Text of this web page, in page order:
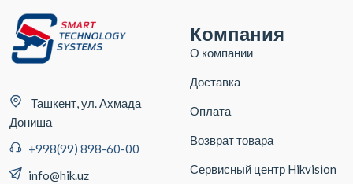
Ташкент, ул. Ахмада
Дониша
+998(99) 898-60-00
info@hik.uz
Компания
О компании
Доставка
Оплата
Возврат товара
Сервисный центр Hikvision